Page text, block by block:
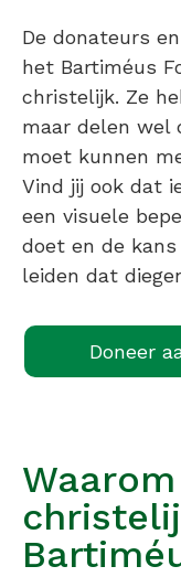
De donateurs
het Bartiméus
christelijk. Ze
maar delen wel
moet kunnen
Vind jij ook dat
een visuele
doet en de
leiden dat
Doneer